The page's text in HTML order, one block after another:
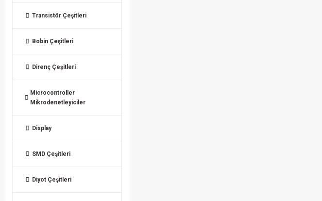
Transistör Çeşitleri
Bobin Çeşitleri
Direnç Çeşitleri
Microcontroller
Mikrodenetleyiciler
Display
SMD Çeşitleri
Diyot Çeşitleri